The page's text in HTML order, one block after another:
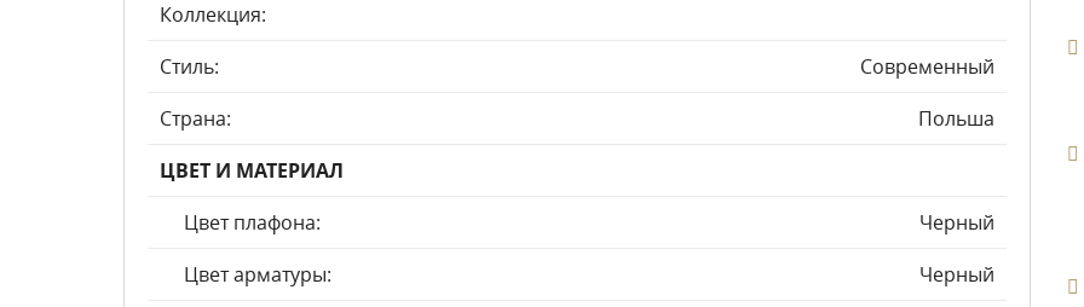
Коллекция:
Стиль:
Современный
Страна:
Польша
ЦВЕТ И МАТЕРИАЛ
Цвет плафона:
Черный
Цвет арматуры:
Черный